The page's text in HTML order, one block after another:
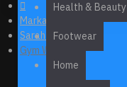
Health & Beauty
Footwear
Home
Marka
Sarah Bell
Gym Wear